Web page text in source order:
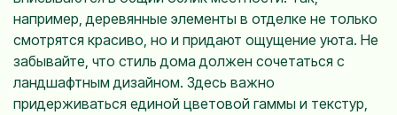
например, деревянные элементы в отделке не только
смотрятся красиво, но и придают ощущение уюта. Не
забывайте, что стиль дома должен сочетаться с
ландшафтным дизайном. Здесь важно
придерживаться единой цветовой гаммы и текстур,